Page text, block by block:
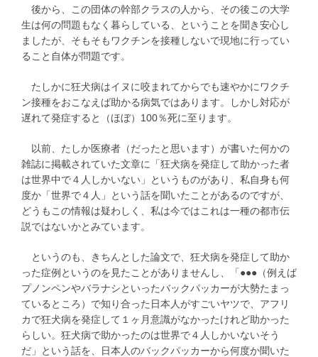
後から、この団体の幹部クラスの人から、その後この大学
生は何の問題もなく暮らしている、ということを聞き安心し
ましたが、そもそもワクチンを接種しないで現地に行ってい
ること自体が問題です。
たしかに狂犬病はイヌに咬まれてからでも速やかにワクチ
ン接種をおこなえば助かる病気ではあります。しかし対応が
遅れて発症すると（ほぼ）100％死に至ります。
以前、たしか医療者（だったと思います）が書いた何かの
雑誌に掲載されていた文章に「狂犬病を発症して助かった者
は世界中で４人しかいない」というものがあり、私自身も何
度か「世界で４人」という話を聞いたことがあるのですが、
どうもこの情報は疑わしく、私は今ではこれは一種の都市伝
説ではないかとみています。
というのも、きちんとした論文で、狂犬病を発症して助か
った症例というのを見たことがありませんし、「●●●（例えば
プノンペンやバラナシといったバックパッカーが大勢たまっ
ているところ）で知り合った日本人がすごいヤツで、アフリ
カで狂犬病を発症して１ヶ月意識がなかったけれど助かった
らしい。狂犬病で助かったのは世界で４人しかいないそう
だ」という話を、日本人のバックパッカーから何度か聞いた